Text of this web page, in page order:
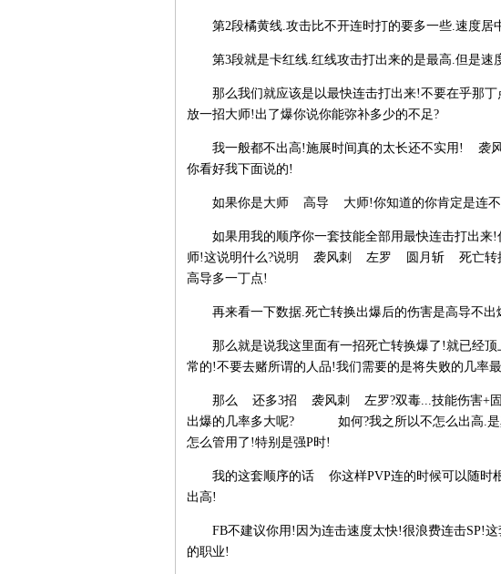
第2段橘黄线.攻击比不开连时打的要多一些.速度居
第3段就是卡红线.红线攻击打出来的是最高.但是速
那么我们就应该是以最快连击打出来!不要在乎那丁
放一招大师!出了爆你说你能弥补多少的不足?
我一般都不出高!施展时间真的太长还不实用! 袭
你看好我下面说的!
如果你是大师 高导 大师!你知道的你肯定是连不
如果用我的顺序你一套技能全部用最快连击打出来!
师!这说明什么?说明 袭风刺 左罗 圆月斩 死亡转
高导多一丁点!
再来看一下数据.死亡转换出爆后的伤害是高导不出
那么就是说我这里面有一招死亡转换爆了!就已经顶
常的!不要去赌所谓的人品!我们需要的是将失败的几率
那么 还多3招 袭风刺 左罗?双毒...技能伤害+固
出爆的几率多大呢? 如何?我之所以不怎么出高.是
怎么管用了!特别是强P时!
我的这套顺序的话 你这样PVP连的时候可以随时根
出高!
FB不建议你用!因为连击速度太快!很浪费连击SP!这
的职业!